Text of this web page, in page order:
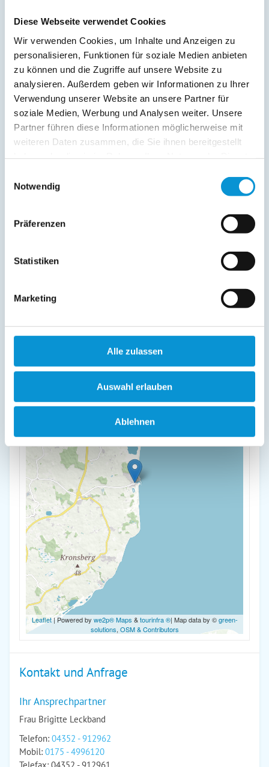
Diese Webseite verwendet Cookies
Wir verwenden Cookies, um Inhalte und Anzeigen zu
personalisieren, Funktionen für soziale Medien anbieten
zu können und die Zugriffe auf unsere Website zu
analysieren. Außerdem geben wir Informationen zu Ihrer
Verwendung unserer Website an unsere Partner für
soziale Medien, Werbung und Analysen weiter. Unsere
Partner führen diese Informationen möglicherweise mit
weiteren Daten zusammen, die Sie ihnen bereitgestellt
Notwendig
Präferenzen
Statistiken
Marketing
Alle zulassen
Auswahl erlauben
Ablehnen
Zeitraum Preis
05. Jan
06. Jan - 14. Mär
100 €
15. Mär - 31. Okt
170 €
01. Nov - 18. Dez
100 €
19. Dez
- 31. Dez 170 €
Bei Kurzbelegungen bis 3 Tage werden EUR 5,--/Tag extra berechnet.
Lage & Adresse des Objektes
Seeuferweg 8
-
Leaflet| Powered by we2p® Maps &tourinfra ®| Map data by ©green-
solutions, OSM & Contributors
Kontakt und Anfrage
Ihr Ansprechpartner
Frau Brigitte Leckband
Telefon: 04352 - 912962
Mobil: 0175 - 4996120